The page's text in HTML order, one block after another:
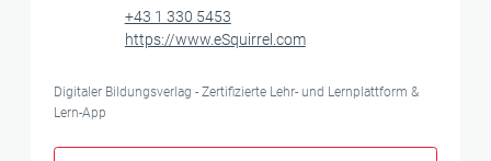
+43 1 330 5453
https://www.eSquirrel.com
Digitaler Bildungsverlag - Zertifizierte Lehr- und Lernplattform &
Lern-App